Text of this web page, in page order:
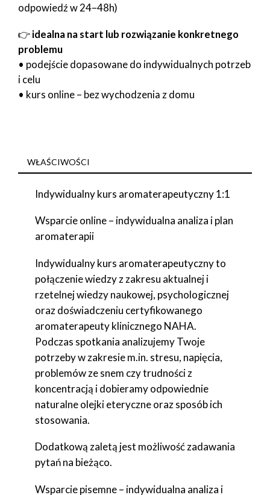
odpowiedź w 24–48h)
👉 idealna na start lub rozwiązanie konkretnego
problemu
• podejście dopasowane do indywidualnych potrzeb
i celu
• kurs online – bez wychodzenia z domu
WŁAŚCIWOŚCI
Indywidualny kurs aromaterapeutyczny 1:1
Wsparcie online – indywidualna analiza i plan
aromaterapii
Indywidualny kurs aromaterapeutyczny to
połączenie wiedzy z zakresu aktualnej i
rzetelnej wiedzy naukowej, psychologicznej
oraz doświadczeniu certyfikowanego
aromaterapeuty klinicznego NAHA.
Podczas spotkania analizujemy Twoje
potrzeby w zakresie m.in. stresu, napięcia,
problemów ze snem czy trudności z
koncentracją i dobieramy odpowiednie
naturalne olejki eteryczne oraz sposób ich
stosowania.
Dodatkową zaletą jest możliwość zadawania
pytań na bieżąco.
Wsparcie pisemne – indywidualna analiza i